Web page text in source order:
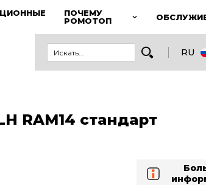
ПОЧЕМУ
РОМОТОП
RU
RAM14 стандарт